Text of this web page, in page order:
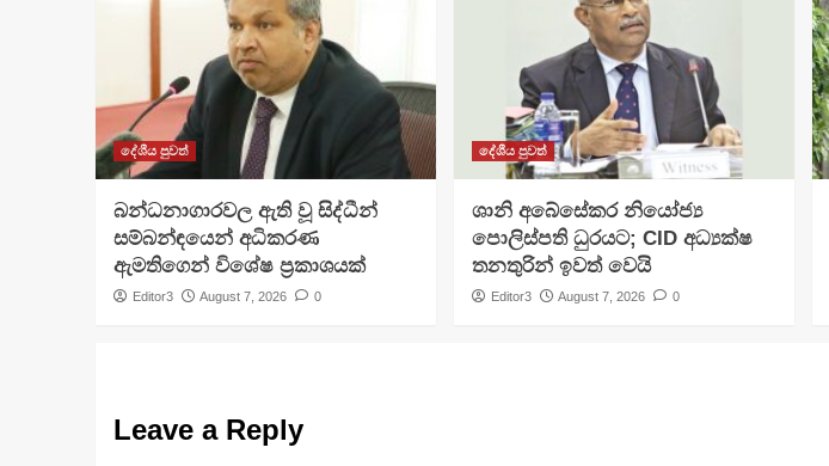
දේශීය පුවත්
බන්ධනාගාරවල ඇති වූ සිද්ධීන්
සම්බන්ඳයෙන් අධිකරණ
ඇමතිගෙන් විශේෂ ප්‍රකාශයක්
Editor3 August 7, 2026 0
දේශීය පුවත්
ශානි අබේසේකර නියෝජ්‍ය
පොලිස්පති ධුරයට; CID අධ්‍යක්ෂ
තනතුරින් ඉවත් වෙයි
Editor3 August 7, 2026 0
Leave a Reply